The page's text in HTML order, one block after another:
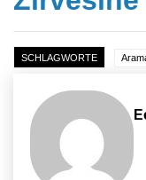
SCHLAGWORTE